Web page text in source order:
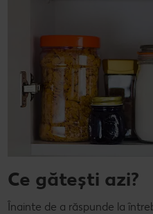
Ce gătești azi?
Înainte de a răspunde la